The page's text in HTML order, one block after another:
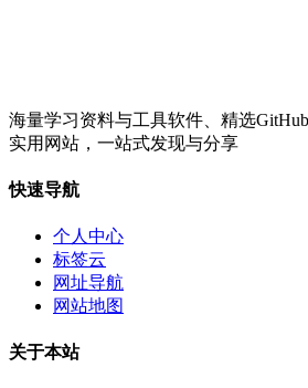
海量学习资料与工具软件、精选
实用网站，一站式发现与分享
快速导航
个人中心
标签云
网址导航
网站地图
关于本站